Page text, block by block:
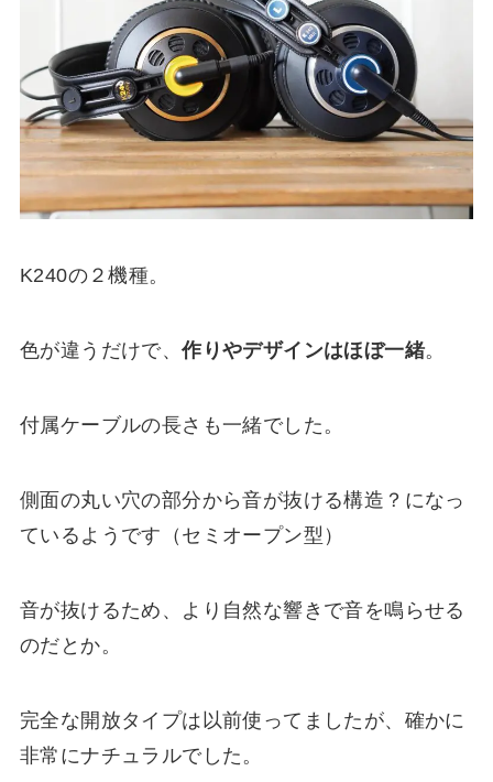
K240の２機種。
色が違うだけで、作りやデザインはほぼ一緒。
付属ケーブルの長さも一緒でした。
側面の丸い穴の部分から音が抜ける構造？になっ
ているようです（セミオープン型）
音が抜けるため、より自然な響きで音を鳴らせる
のだとか。
完全な開放タイプは以前使ってましたが、確かに
非常にナチュラルでした。